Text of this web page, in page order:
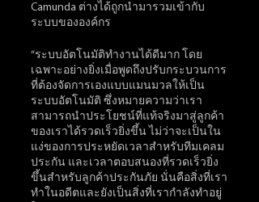
Camunda ต่างได้ถูกนำมารวมเข้ากับ
ระบบขององค์กร
“ระบบอัตโนมัติทำงานได้ดีมาก โดย
เฉพาะอย่างยิ่งเมื่อพูดถึงปรับกระบวนการ
ที่ต้องจัดการเองแบบแมนมวลให้เป็น
ระบบอัตโนมัติ ซึ่งหมายความว่าเรา
สามารถนำประโยชน์ที่แท้จริงมาสู่ลูกค้า
ของเราได้รวดเร็วยิ่งขึ้น ไม่ว่าจะเป็นใน
แง่ของการประหยัดเวลาสำหรับทีมเคลม
ประกัน และเวลาตอบสนองที่รวดเร็วยิ่ง
ขึ้นสำหรับลูกค้าประกันภัย นั่นคือสิ่งที่เรา
ทำในอดีตและยังเป็นสิ่งที่เรากำลังทำอยู่